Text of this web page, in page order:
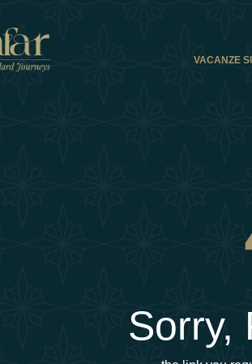
VACANZE
Sorry,